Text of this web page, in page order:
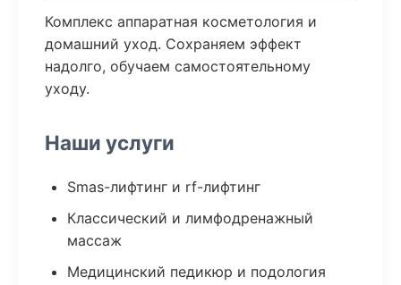
Комплекс аппаратная косметология и
домашний уход. Сохраняем эффект
надолго, обучаем самостоятельному
уходу.
Наши услуги
Smas-лифтинг и rf-лифтинг
Классический и лимфодренажный
массаж
Медицинский педикюр и подология